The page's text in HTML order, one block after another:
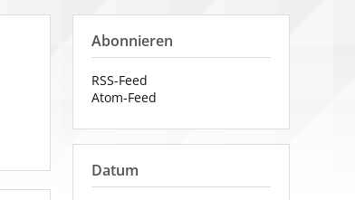
Abonnieren
RSS-Feed
Atom-Feed
Datum